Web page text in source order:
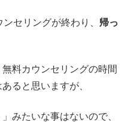
セリングが終わり、 帰っ
料カウンセリングの時間
ると思いますが、
みたいな事はないので、